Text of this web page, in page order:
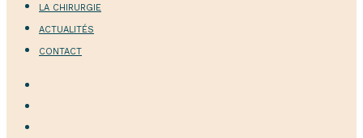
LA CHIRURGIE
ACTUALITÉS
CONTACT